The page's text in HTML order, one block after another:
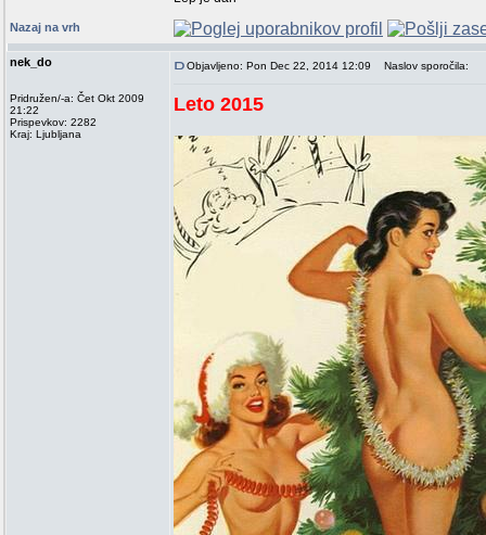
Nazaj na vrh
nek_do
Pridružen/-a: Čet Okt 2009
21:22
Prispevkov: 2282
Kraj: Ljubljana
Objavljeno: Pon Dec 22, 2014 12:09 Naslov sporočila:
Leto 2015